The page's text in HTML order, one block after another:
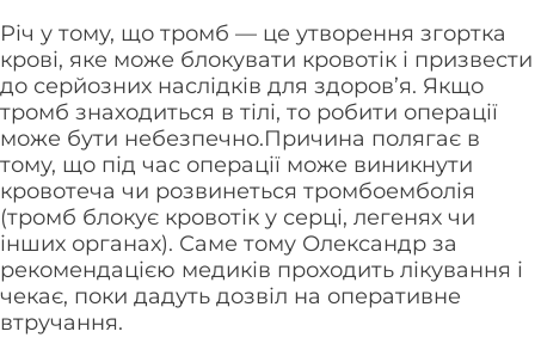
Річ у тому, що тромб — це утворення згортка
крові, яке може блокувати кровотік і призвести
до серйозних наслідків для здоров’я. Якщо
тромб знаходиться в тілі, то робити операції
може бути небезпечно.Причина полягає в
тому, що під час операції може виникнути
кровотеча чи розвинеться тромбоемболія
(тромб блокує кровотік у серці, легенях чи
інших органах). Саме тому Олександр за
рекомендацією медиків проходить лікування і
чекає, поки дадуть дозвіл на оперативне
втручання.